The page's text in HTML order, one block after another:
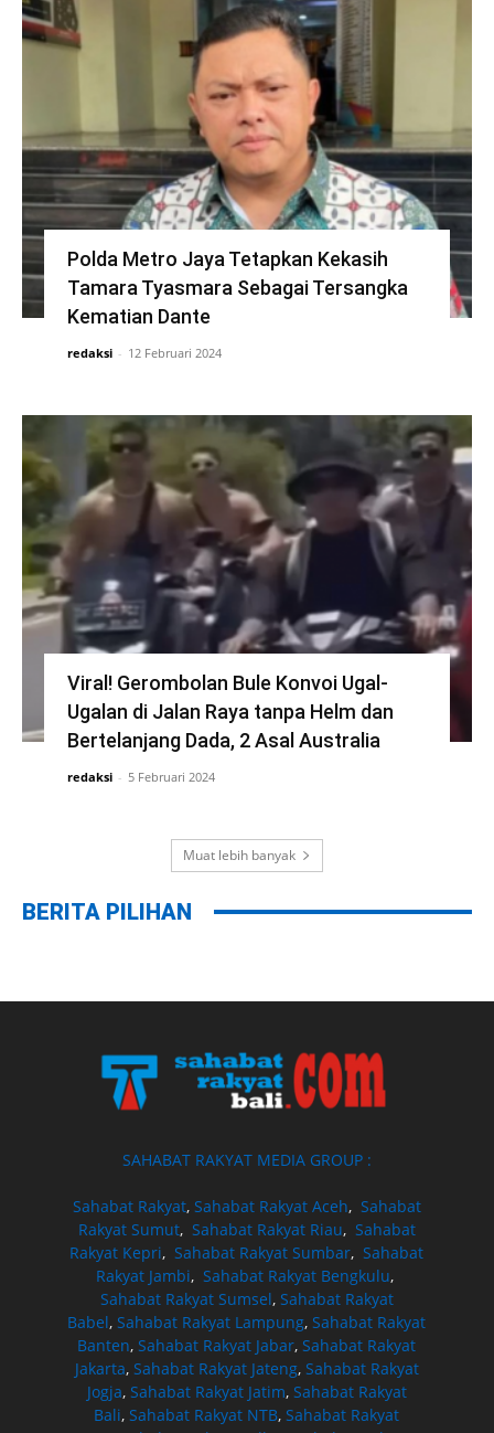
Polda Metro Jaya Tetapkan Kekasih
Tamara Tyasmara Sebagai Tersangka
Kematian Dante
redaksi - 12 Februari 2024
Viral! Gerombolan Bule Konvoi Ugal-
Ugalan di Jalan Raya tanpa Helm dan
Bertelanjang Dada, 2 Asal Australia
redaksi - 5 Februari 2024
Muat lebih banyak
BERITA PILIHAN
SAHABAT RAKYAT MEDIA GROUP :
Sahabat Rakyat, Sahabat Rakyat Aceh, Sahabat
Rakyat Sumut, Sahabat Rakyat Riau, Sahabat
Rakyat Kepri,Sahabat Rakyat Sumbar,Sahabat
Rakyat Jambi, Sahabat Rakyat Bengkulu,
Sahabat Rakyat Sumsel, Sahabat Rakyat
Babel,Sahabat Rakyat Lampung,Sahabat Rakyat
Banten,Sahabat Rakyat Jabar,Sahabat Rakyat
Jakarta, Sahabat Rakyat Jateng, Sahabat Rakyat
Jogja, Sahabat Rakyat Jatim, Sahabat Rakyat
Bali,Sahabat Rakyat NTB,Sahabat Rakyat